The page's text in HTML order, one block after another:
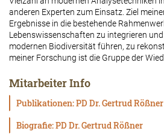
anderen Experten zum Einsatz. Ziel
Ergebnisse in die bestehende
Lebenswissenschaften zu integrieren
modernen Biodiversität führen, zu
meiner Forschung ist die Gruppe der
Mitarbeiter Info
Publikationen: PD Dr. Gertrud Rößner
Biografie: PD Dr. Gertrud Rößner